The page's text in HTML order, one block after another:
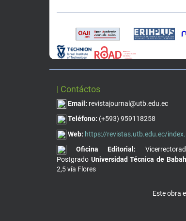
| Contáctos
Email: revistajournal@utb.edu.ec
Teléfono: (+593) 959118258
Web: https://revistas.utb.edu.ec/
Oficina Editorial:
Postgrado Universidad Técnica de
2,5 vía Flores
Este obra